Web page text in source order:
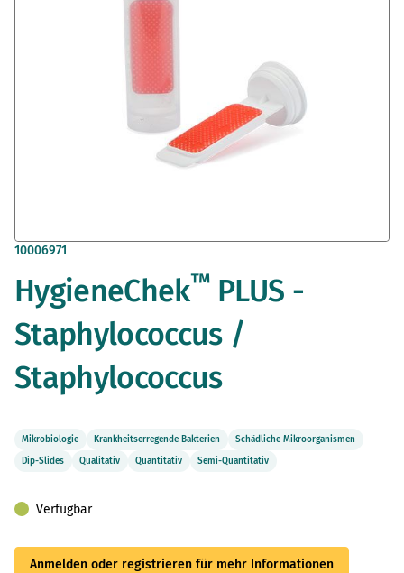
Zum
der
Bildergalerie
10006971
HygieneChek™PLUS -
Staphylococcus /
Staphylococcus
Mikrobiologie Krankheitserregende Bakterien
Schädliche Mikroorganismen
Dip-Slides
Qualitativ Quantitativ Semi-Quantitativ
Verfügbar
Anmelden oder registrieren für mehr Informationen